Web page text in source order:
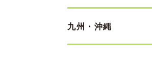
九州・沖縄